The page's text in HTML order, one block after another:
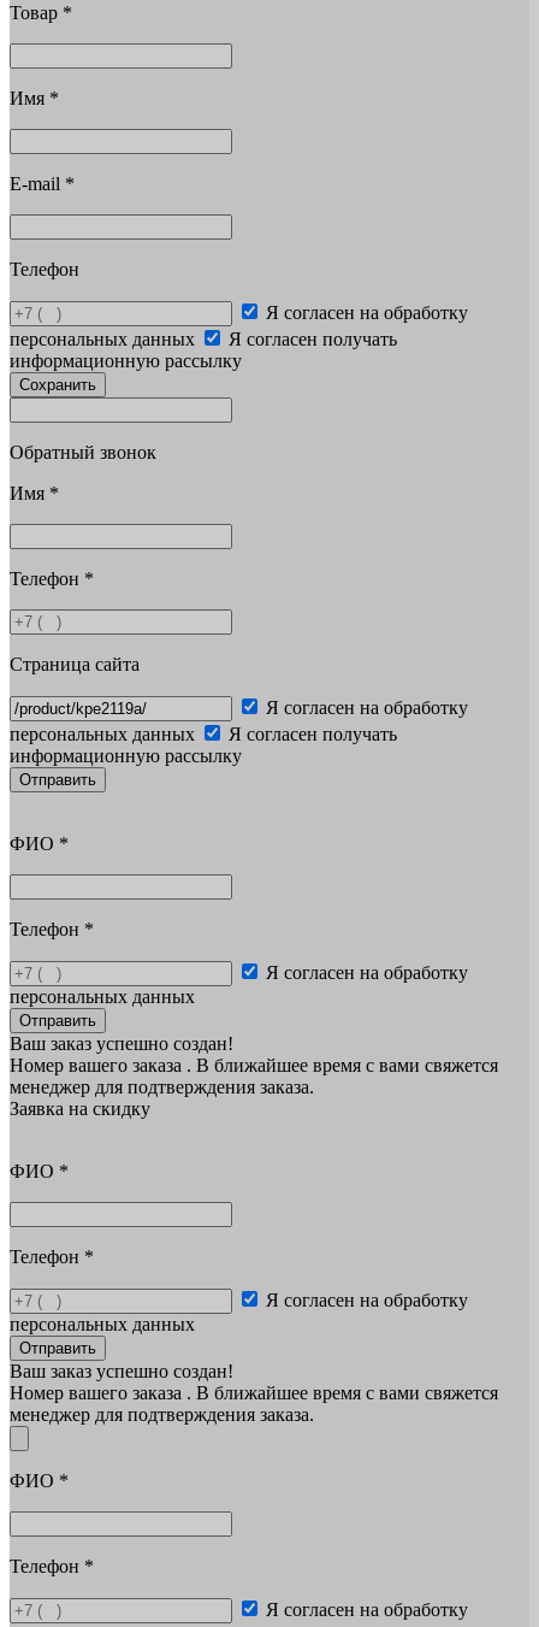
Товар *
Имя *
E-mail *
Телефон
Я согласен на обработку
персональных данных
Я согласен получать
информационную рассылку
Сохранить
Обратный звонок
Имя *
Телефон *
Страница сайта
Я согласен на обработку
персональных данных
Я согласен получать
информационную рассылку
Отправить
ФИО *
Телефон *
Я согласен на обработку
персональных данных
Отправить
Ваш заказ успешно создан!
Номер вашего заказа . В ближайшее время с вами свяжется
менеджер для подтверждения заказа.
Заявка на скидку
ФИО *
Телефон *
Я согласен на обработку
персональных данных
Отправить
Ваш заказ успешно создан!
Номер вашего заказа . В ближайшее время с вами свяжется
менеджер для подтверждения заказа.
ФИО *
Телефон *
Я согласен на обработку